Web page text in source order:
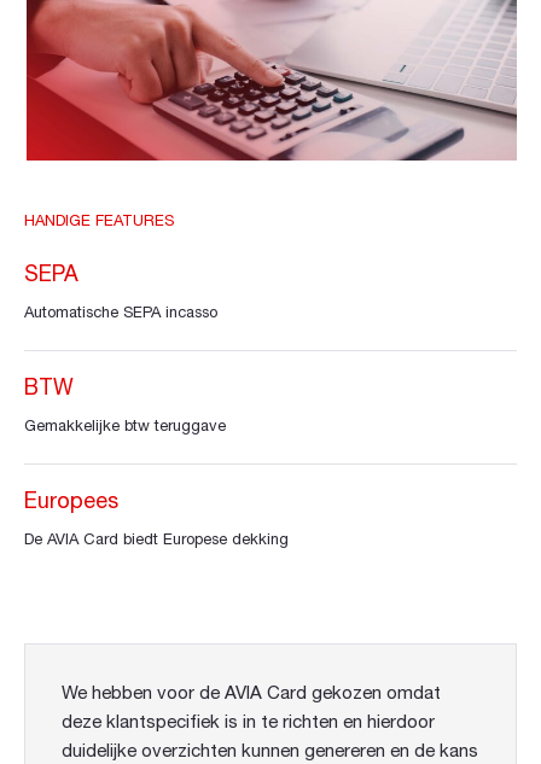
HANDIGE FEATURES
SEPA
Automatische SEPA incasso
BTW
Gemakkelijke btw teruggave
Europees
De AVIA Card biedt Europese dekking
We hebben voor de AVIA Card gekozen omdat
deze klantspecifiek is in te richten en hierdoor
duidelijke overzichten kunnen genereren en de kans